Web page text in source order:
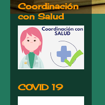
Coordinación
con Salud
COVID 19